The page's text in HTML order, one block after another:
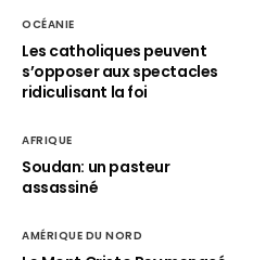
OCÉANIE
Les catholiques peuvent
s’opposer aux spectacles
ridiculisant la foi
AFRIQUE
Soudan: un pasteur
assassiné
AMÉRIQUE DU NORD